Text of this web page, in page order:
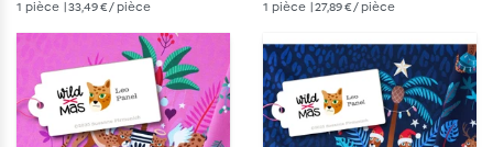
1 pièce | 33,49 € / pièce 1 pièce | 27,89 € / pièce